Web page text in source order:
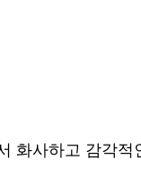
화사하고 감각